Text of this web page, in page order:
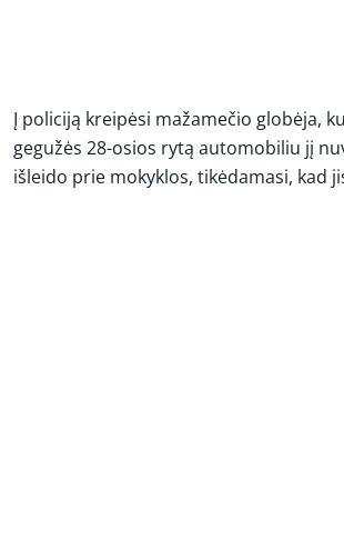
Į policiją kreipėsi mažamečio globėja,
gegužės 28-osios rytą automobiliu jį
išleido prie mokyklos, tikėdamasi, kad